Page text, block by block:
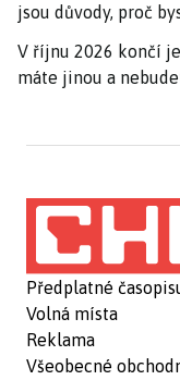
jsou důvody, proč
V říjnu 2026 končí
máte jinou a
Předplatné
Volná místa
Reklama
Všeobecné